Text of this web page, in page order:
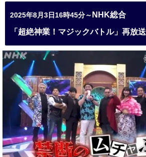
2025年8月3日16時45分～ NHK総合
「超絶神業！マジックバトル」再放送